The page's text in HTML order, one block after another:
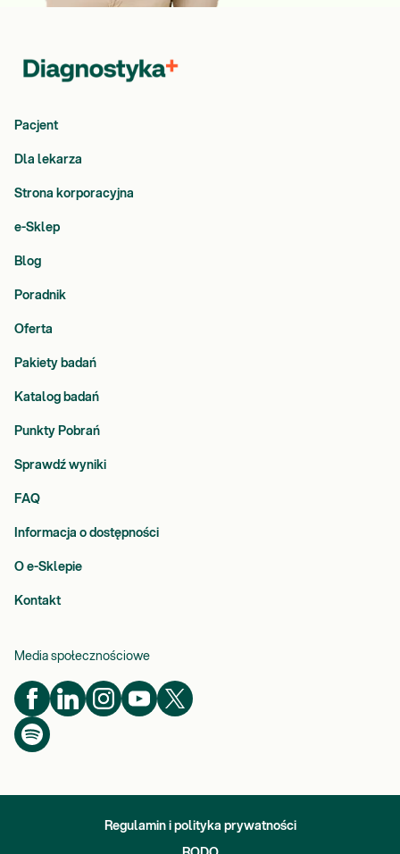
Pacjent
Dla lekarza
Strona korporacyjna
e-Sklep
Blog
Poradnik
Oferta
Pakiety badań
Katalog badań
Punkty Pobrań
Sprawdź wyniki
FAQ
Informacja o dostępności
O e-Sklepie
Kontakt
Media społecznościowe
Regulamin i polityka prywatności